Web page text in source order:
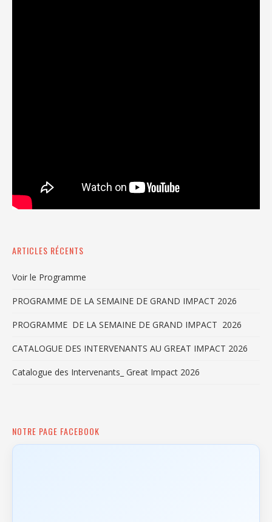
ARTICLES RÉCENTS
Voir le Programme
PROGRAMME DE LA SEMAINE DE GRAND IMPACT 2026
PROGRAMME DE LA SEMAINE DE GRAND IMPACT 2026
CATALOGUE DES INTERVENANTS AU GREAT IMPACT 2026
Catalogue des Intervenants_ Great Impact 2026
NOTRE PAGE FACEBOOK